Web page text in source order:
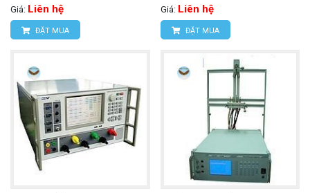
Giá: Liên hệ
ĐẶT MUA
Giá: Liên hệ
ĐẶT MUA